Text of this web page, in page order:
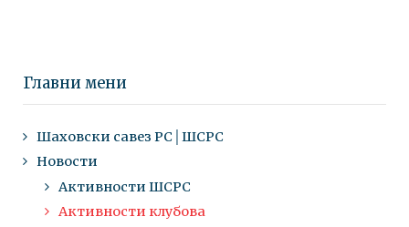
Главни мени
Шаховски савез РС│ШСРС
Новости
Активности ШСРС
Активности клубова